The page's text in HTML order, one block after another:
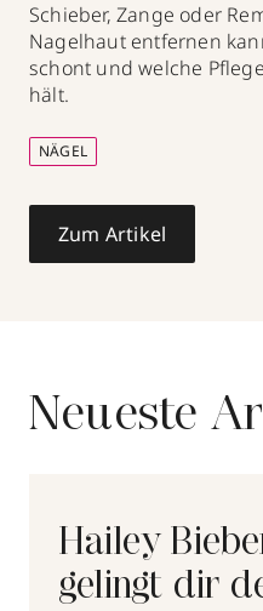
Schieber, Zange oder
Nagelhaut entfernen
schont und welche
hält.
NÄGEL
Zum Artikel
Neueste
Hailey
gelingt dir